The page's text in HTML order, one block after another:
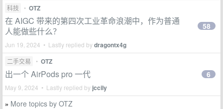
科技 • OTZ
在 AIGC 带来的第四次工业革命浪潮中，作为普通
人能做些什么？
Jun 19, 2024 • Lastly replied bydragontx4g
58
二手交易 • OTZ
出一个 AirPods pro 一代
May 9, 2024 • Lastly replied by jccily
6
» More topics by OTZ